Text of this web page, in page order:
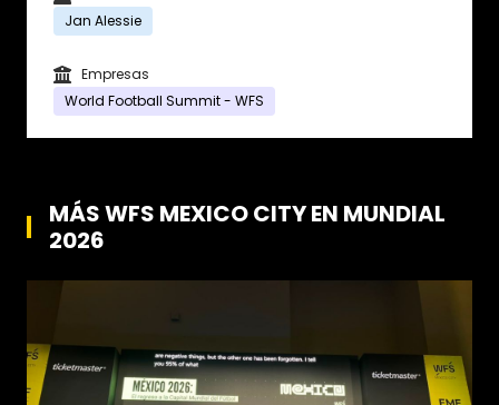
Jan Alessie
Empresas
World Football Summit - WFS
MÁS WFS MEXICO CITY EN MUNDIAL
2026